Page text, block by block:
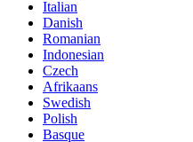
Italian
Danish
Romanian
Indonesian
Czech
Afrikaans
Swedish
Polish
Basque